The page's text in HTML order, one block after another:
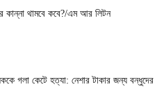
কান্না থামবে কবে?/এম আর লিটন
গলা কেটে হত্যা: নেশার টাকার জন্য বন্ধুদের